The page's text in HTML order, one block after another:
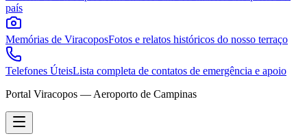
país
Memórias de ViracoposFotos e relatos históricos do nosso terraço
Telefones ÚteisLista completa de contatos de emergência e apoio
Portal Viracopos — Aeroporto de Campinas